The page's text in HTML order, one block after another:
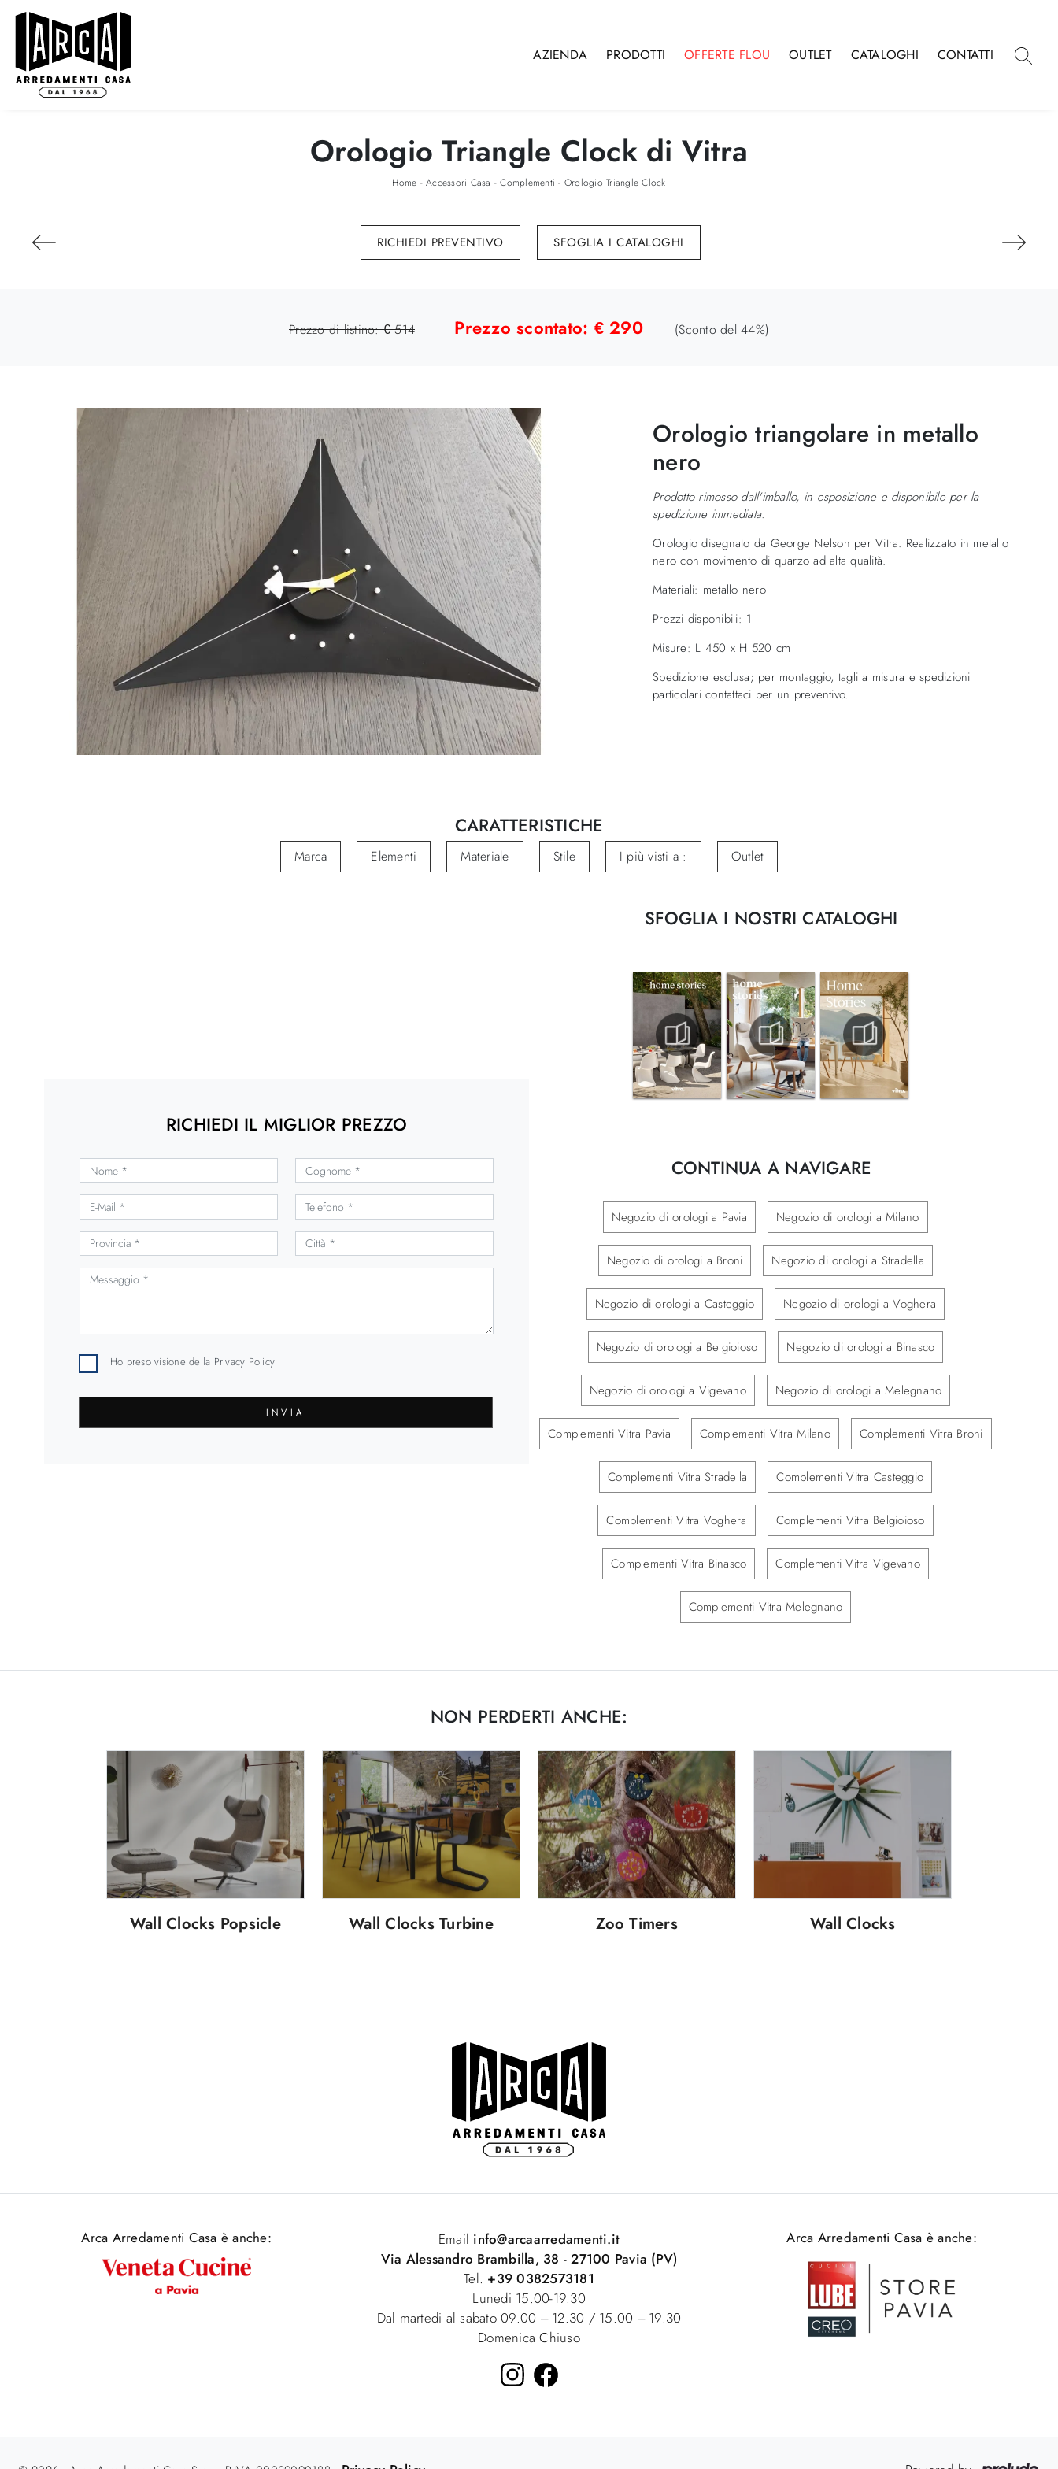
AZIENDA PRODOTTI OFFERTE FLOU OUTLET CATALOGHI CONTATTI
Orologio Triangle Clock di Vitra
Home -Accessori Casa -Complementi - Orologio Triangle Clock
RICHIEDI PREVENTIVO SFOGLIA I CATALOGHI
Prezzo di listino: € 514 Prezzo scontato: € 290 (Sconto del 44%)
Orologio triangolare in metallo
nero
Prodotto rimosso dall'imballo, in esposizione e disponibile per la
spedizione immediata.
Orologio disegnato da George Nelson per Vitra. Realizzato in metallo
nero con movimento di quarzo ad alta qualità.
Materiali: metallo nero
Prezzi disponibili: 1
Misure: L 450 x H 520 cm
Spedizione esclusa; per montaggio, tagli a misura e spedizioni
particolari contattaci per un preventivo.
CARATTERISTICHE
Marca Elementi Materiale Stile I più visti a : Outlet
RICHIEDI IL MIGLIOR PREZZO
Ho preso visione della Privacy Policy
INVIA
SFOGLIA I NOSTRI CATALOGHI
CONTINUA A NAVIGARE
Negozio di orologi a Pavia Negozio di orologi a Milano
Negozio di orologi a Broni Negozio di orologi a Stradella
Negozio di orologi a Casteggio Negozio di orologi a Voghera
Negozio di orologi a Belgioioso Negozio di orologi a Binasco
Negozio di orologi a Vigevano Negozio di orologi a Melegnano
Complementi Vitra Pavia Complementi Vitra Milano Complementi Vitra Broni
Complementi Vitra Stradella Complementi Vitra Casteggio
Complementi Vitra Voghera Complementi Vitra Belgioioso
Complementi Vitra Binasco Complementi Vitra Vigevano
Complementi Vitra Melegnano
NON PERDERTI ANCHE:
Wall Clocks Popsicle Wall Clocks Turbine Zoo Timers Wall Clocks
Arca Arredamenti Casa è anche: Email info@arcaarredamenti.it
Via Alessandro Brambilla, 38 - 27100 Pavia (PV)
Tel. +39 0382573181
Lunedi 15.00-19.30
Dal martedi al sabato 09.00 – 12.30 / 15.00 – 19.30
Domenica Chiuso
Arca Arredamenti Casa è anche: